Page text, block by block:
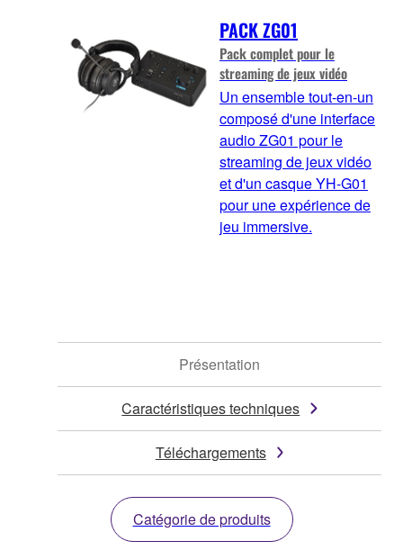
PACK ZG01
Pack complet pour le
streaming de jeux vidéo
Un ensemble tout-en-un
composé d'une interface
audio ZG01 pour le
streaming de jeux vidéo
et d'un casque YH-G01
pour une expérience de
jeu immersive.
Présentation
Caractéristiques techniques
Téléchargements
Catégorie de produits